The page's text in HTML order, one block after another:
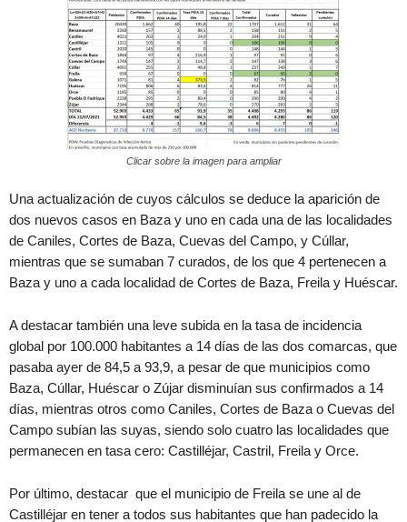
Clicar sobre la imagen para ampliar
Una actualización de cuyos cálculos se deduce la aparición de
dos nuevos casos en Baza y uno en cada una de las localidades
de Caniles, Cortes de Baza, Cuevas del Campo, y Cúllar,
mientras que se sumaban 7 curados, de los que 4 pertenecen a
Baza y uno a cada localidad de Cortes de Baza, Freila y Huéscar.
A destacar también una leve subida en la tasa de incidencia
global por 100.000 habitantes a 14 días de las dos comarcas, que
pasaba ayer de 84,5 a 93,9, a pesar de que municipios como
Baza, Cúllar, Huéscar o Zújar disminuían sus confirmados a 14
días, mientras otros como Caniles, Cortes de Baza o Cuevas del
Campo subían las suyas, siendo solo cuatro las localidades que
permanecen en tasa cero: Castilléjar, Castril, Freila y Orce.
Por último, destacar que el municipio de Freila se une al de
Castilléjar en tener a todos sus habitantes que han padecido la